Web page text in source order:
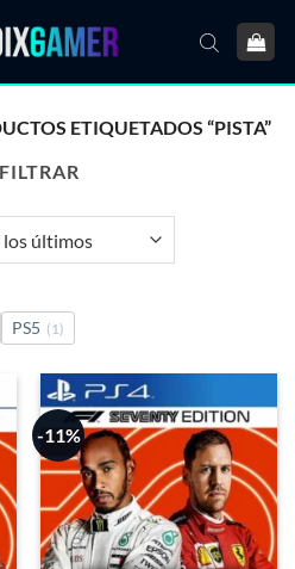
ETIQUETADOS “PISTA”
FILTRAR
PS5 (1)
-11%